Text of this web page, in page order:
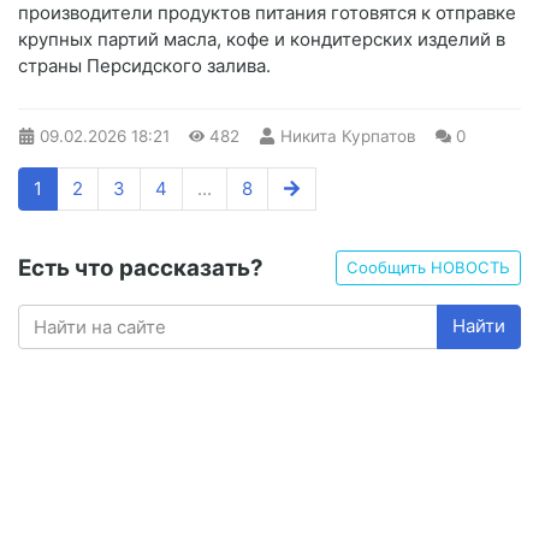
производители продуктов питания готовятся к отправке
крупных партий масла, кофе и кондитерских изделий в
страны Персидского залива.
09.02.2026 18:21 482 Никита Курпатов 0
1 2 3 4 ... 8
Есть что рассказать? Сообщить НОВОСТЬ
Найти